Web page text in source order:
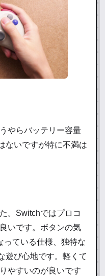
やらバッテリー容量
ないですが特に不満は
。Switchではプロコ
いです。ボタンの気
っている仕様、独特な
遊び心地です。軽くて
やすいのが良いです